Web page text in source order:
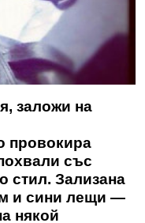
заложи на
провокира
със
стил. Зализана
и сини лещи —
някой